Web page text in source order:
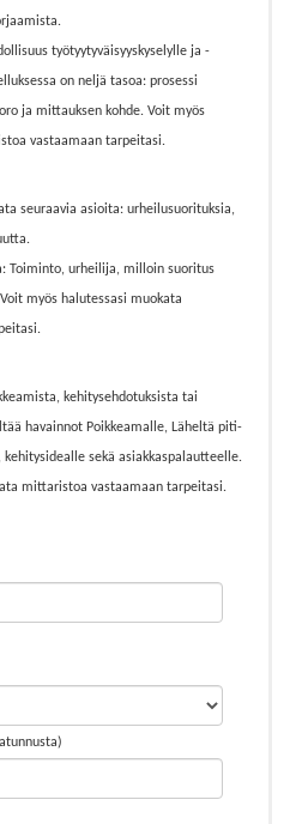
työtyytyväisyyskyselylle ja -
on neljä tasoa: prosessi
ja mittauksen kohde. Voit myös
vastaamaan tarpeitasi.
seuraavia asioita: urheilusuorituksia,
Toiminto, urheilija, milloin suoritus
myös halutessasi muokata
kehitysehdotuksista tai
havainnot Poikkeamalle, Läheltä piti-
sekä asiakkaspalautteelle.
mittaristoa vastaamaan tarpeitasi.